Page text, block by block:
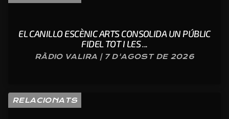
EL CANILLO ESCÈNIC ARTS CONSOLIDA UN PÚBLIC
FIDEL TOT I LES ...
RÀDIO VALIRA | 7 D'AGOST DE 2026
RELACIONATS